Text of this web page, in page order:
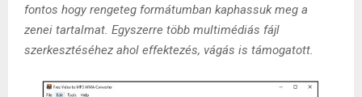
fontos hogy rengeteg formátumban kaphassuk meg a
zenei tartalmat. Egyszerre több multimédiás fájl
szerkesztéséhez ahol effektezés, vágás is támogatott.